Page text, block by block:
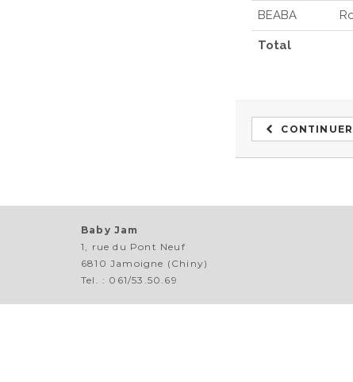
BEABA
Total
Baby Jam
1, rue du Pont Neuf
6810 Jamoigne (Chiny)
Tel. : 061/53.50.69